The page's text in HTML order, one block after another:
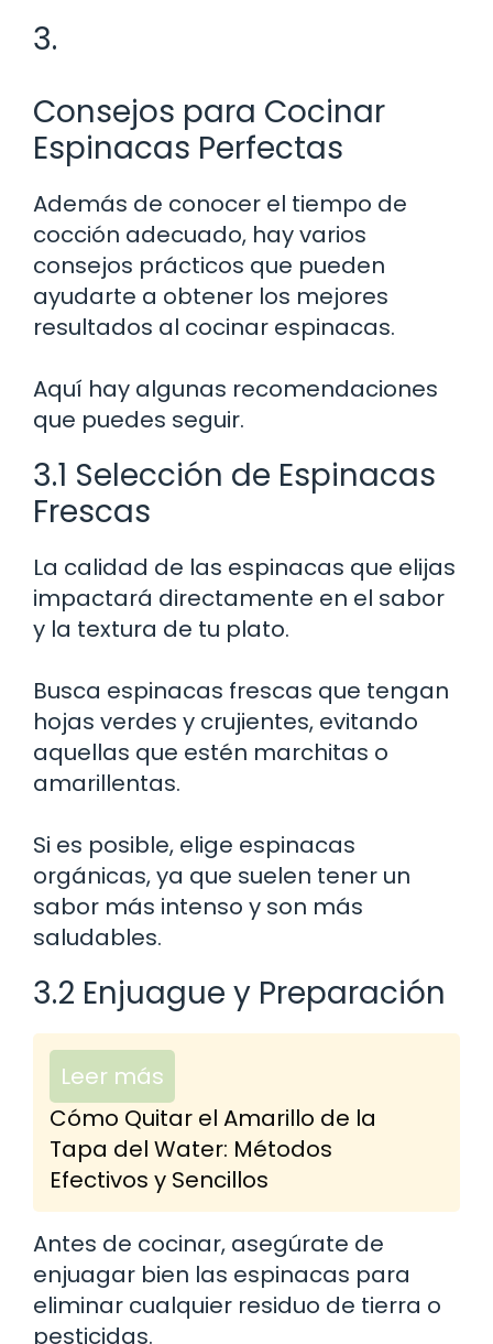
3.
Consejos para Cocinar
Espinacas Perfectas
Además de conocer el tiempo de
cocción adecuado, hay varios
consejos prácticos que pueden
ayudarte a obtener los mejores
resultados al cocinar espinacas.
Aquí hay algunas recomendaciones
que puedes seguir.
3.1 Selección de Espinacas
Frescas
La calidad de las espinacas que elijas
impactará directamente en el sabor
y la textura de tu plato.
Busca espinacas frescas que tengan
hojas verdes y crujientes, evitando
aquellas que estén marchitas o
amarillentas.
Si es posible, elige espinacas
orgánicas, ya que suelen tener un
sabor más intenso y son más
saludables.
3.2 Enjuague y Preparación
Leer más
Cómo Quitar el Amarillo de la
Tapa del Water: Métodos
Efectivos y Sencillos
Antes de cocinar, asegúrate de
enjuagar bien las espinacas para
eliminar cualquier residuo de tierra o
pesticidas.